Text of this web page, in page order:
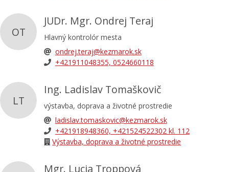
OT
JUDr. Mgr. Ondrej Teraj
Hlavný kontrolór mesta
ondrej.teraj@kezmarok.sk
+421911048355, 0524660118
LT
Ing. Ladislav Tomaškovič
výstavba, doprava a životné prostredie
ladislav.tomaskovic@kezmarok.sk
+421918948360, +421524522302 kl. 112
Výstavba, doprava a životné prostredie
Mgr. Lucia Troppová